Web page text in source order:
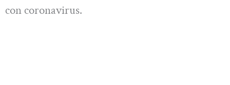
con coronavirus.